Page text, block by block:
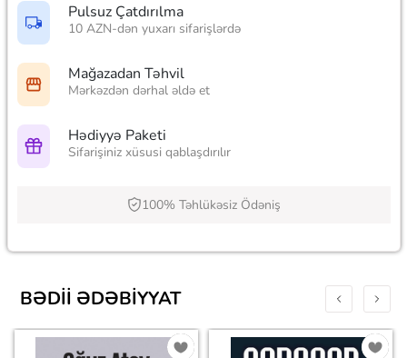
Pulsuz Çatdırılma
10 AZN-dən yuxarı sifarişlərdə
Mağazadan Təhvil
Mərkəzdən dərhal əldə et
Hədiyyə Paketi
Sifarişiniz xüsusi qablaşdırılır
100% Təhlükəsiz Ödəniş
BƏDII ƏDƏBIYYAT